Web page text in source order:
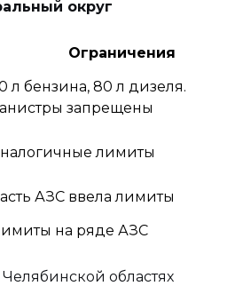
округ
Ограничения
л бензина, 80 л дизеля.
запрещены
лимиты
АЗС ввела лимиты
на ряде АЗС
областях